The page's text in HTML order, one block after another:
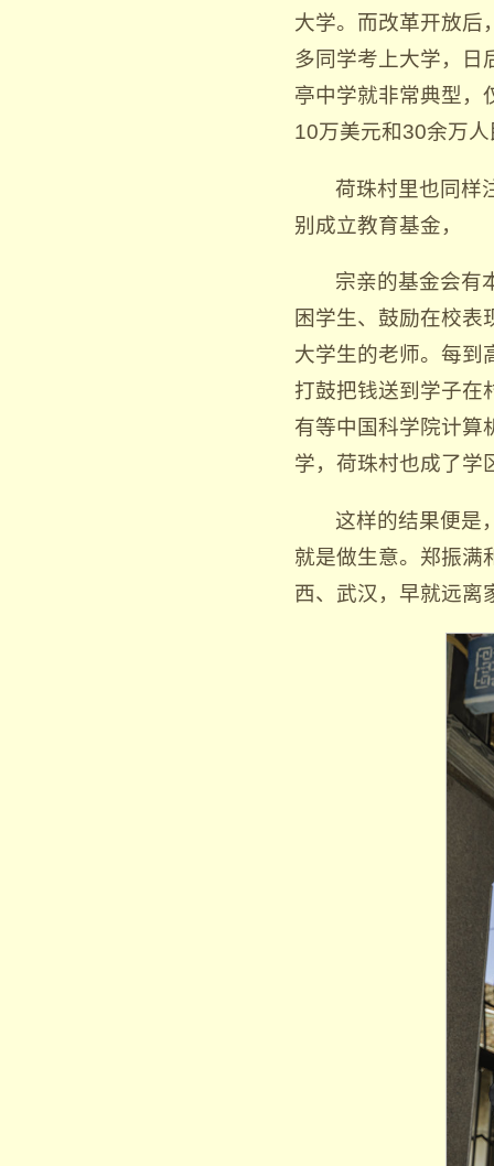
大学。而改革开放后
多同学考上大学，日
亭中学就非常典型，
10万美元和30余万
荷珠村里也同样
别成立教育基金，
宗亲的基金会有
困学生、鼓励在校表
大学生的老师。每到
打鼓把钱送到学子在
有等中国科学院计算
学，荷珠村也成了学
这样的结果便是
就是做生意。郑振满
西、武汉，早就远离